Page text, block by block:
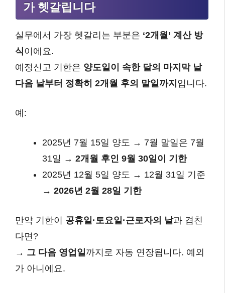
가 헷갈립니다
실무에서 가장 헷갈리는 부분은 ‘2개월’ 계산 방
식이에요.
예정신고 기한은 양도일이 속한 달의 마지막 날
다음 날부터 정확히 2개월 후의 말일까지 입니다.
예:
2025년 7월 15일 양도 → 7월 말일은 7월
31일 → 2개월 후인 9월 30일이 기한
2025년 12월 5일 양도 → 12월 31일 기준
→ 2026년 2월 28일 기한
만약 기한이 공휴일·토요일·근로자의 날과 겹친
다면?
→ 그 다음 영업일까지로 자동 연장됩니다. 예외
가 아니에요.